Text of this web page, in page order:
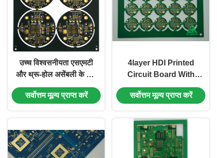
उच्च विश्वसनीयता एसएमटी
और थ्रू-होल असेंबली के लिए
एचडीआई प्रिंटेड सर्किट बोर्ड
इन-पैड राल प्लग किए गए छेद
सर्वोत्तम मूल्य प्राप्त करें
4layer HDI Printed
Circuit Board With
TG150 लेजर ड्रिलिंग और
EING राल प्लगिंग
सर्वोत्तम मूल्य प्राप्त करें